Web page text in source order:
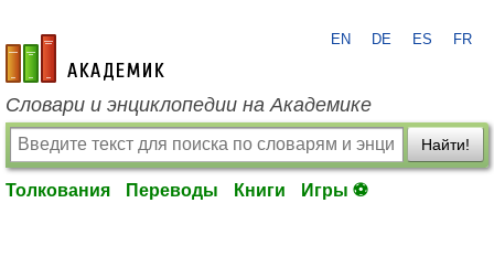
academic.ru
EN DE ES FR
Словари и энциклопедии на Академике
Найти!
Толкования Переводы Книги Игры ⚽